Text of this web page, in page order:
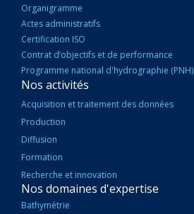
Organigramme
Actes administratifs
Certification ISO
Contrat d’objectifs et de performance
Programme national d'hydrographie (PNH)
Nos activités
Acquisition et traitement des données
Production
Diffusion
Formation
Recherche et innovation
Nos domaines d'expertise
Bathymétrie